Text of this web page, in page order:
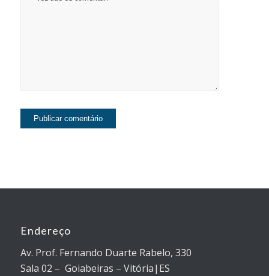
Endereço
Av. Prof. Fernando Duarte Rabelo, 330
Sala 02 – Goiabeiras – Vitória|ES